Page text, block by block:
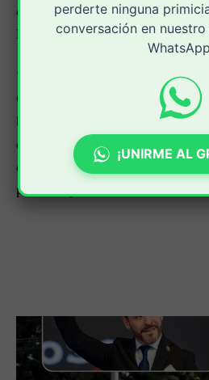
ordenaron remitirla de urgencias
Lili de la ciudad de Cali.
"La ciudadana responde al
Ocoró, ama de casa de 31 años
buscamos establecer si el
ella o esté relacionado con la
que delinquen en este barrio de
policías que laboran en este
perderte ninguna
conversación en
¡UNIRME AL